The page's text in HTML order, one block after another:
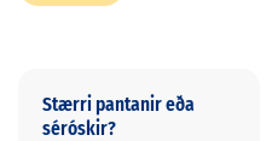
Stærri pantanir eða
séróskir?